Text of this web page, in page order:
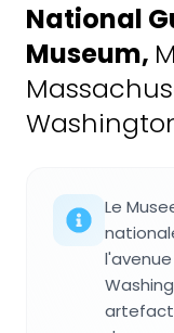
National
Museum,
Le